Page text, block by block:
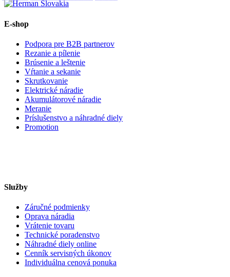
E-shop
Podpora pre B2B partnerov
Rezanie a pílenie
Brúsenie a leštenie
Vŕtanie a sekanie
Skrutkovanie
Elektrické náradie
Akumulátorové náradie
Meranie
Príslušenstvo a náhradné diely
Promotion
Služby
Záručné podmienky
Oprava náradia
Vrátenie tovaru
Technické poradenstvo
Náhradné diely online
Cenník servisných úkonov
Individuálna cenová ponuka